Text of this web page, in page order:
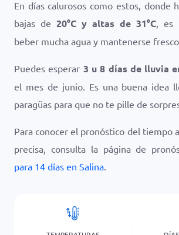
En días calurosos como estos, donde
bajas de 20°C y altas de 31°C, es
beber mucha agua y mantenerse
Puedes esperar 3 u 8 días de lluvia
el mes de junio. Es una buena idea
paragüas para que no te pille de
Para conocer el pronóstico del tiempo
precisa, consulta la página de
para 14 días en Salina.